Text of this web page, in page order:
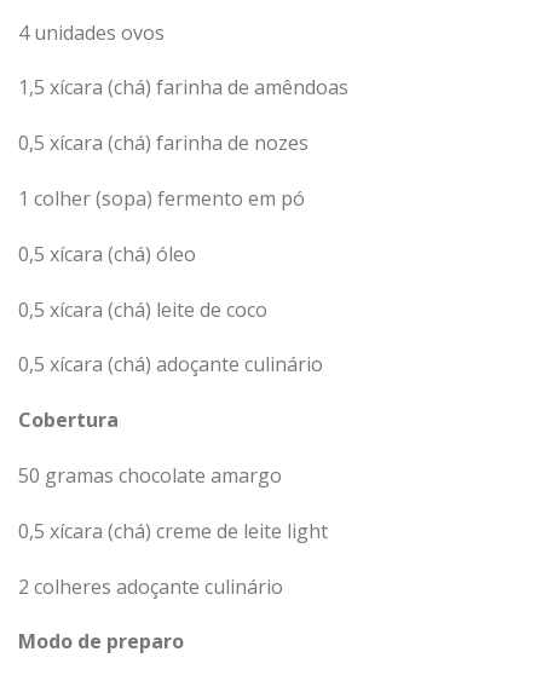
4 unidades ovos
1,5 xícara (chá) farinha de amêndoas
0,5 xícara (chá) farinha de nozes
1 colher (sopa) fermento em pó
0,5 xícara (chá) óleo
0,5 xícara (chá) leite de coco
0,5 xícara (chá) adoçante culinário
Cobertura
50 gramas chocolate amargo
0,5 xícara (chá) creme de leite light
2 colheres adoçante culinário
Modo de preparo